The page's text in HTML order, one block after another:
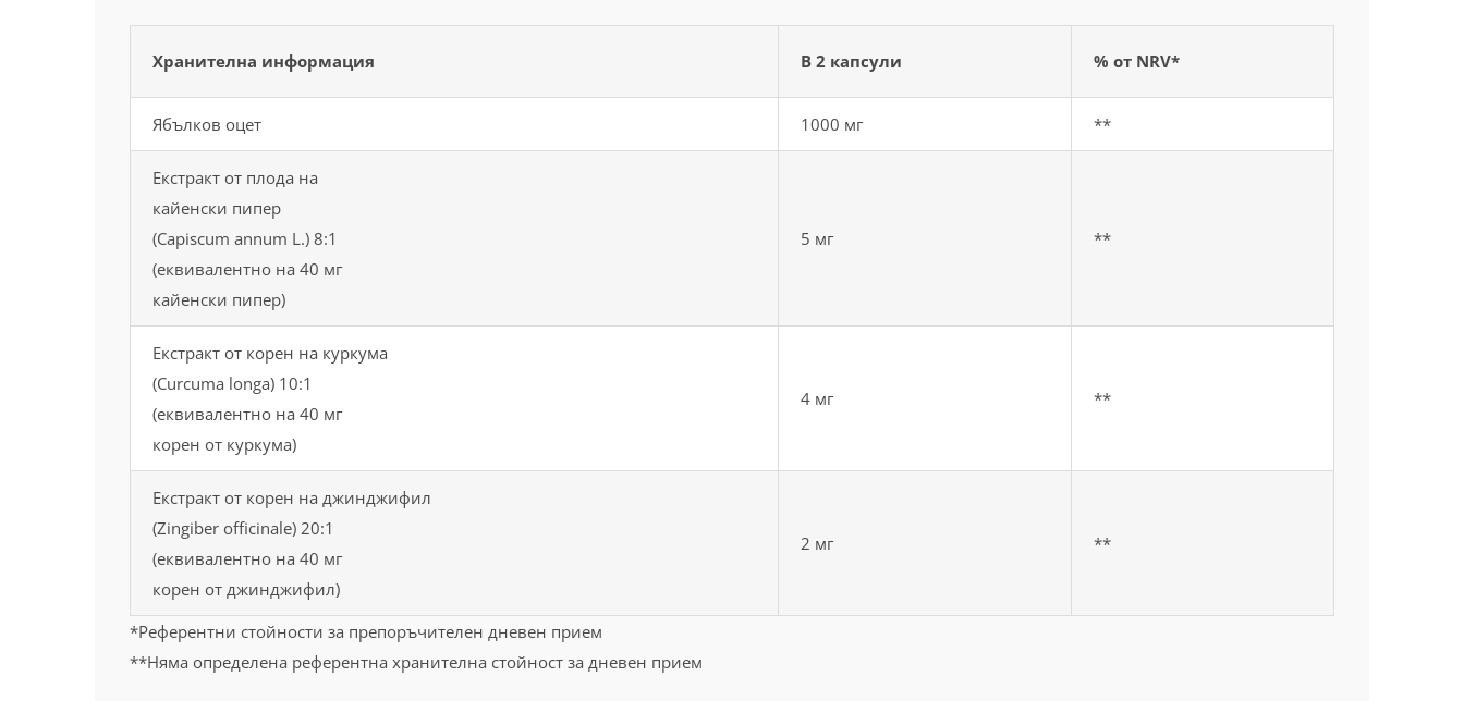
Хранителна информация В 2 капсули % от NRV*
Ябълков оцет 1000 мг **
Екстракт от плода на
кайенски пипер
(Capiscum annum L.) 8:1
(еквивалентно на 40 мг
кайенски пипер)
5 мг **
Екстракт от корен на куркума
(Curcuma longa) 10:1
(еквивалентно на 40 мг
корен от куркума)
4 мг **
Екстракт от корен на джинджифил
(Zingiber officinale) 20:1
(еквивалентно на 40 мг
корен от джинджифил)
2 мг **
*Референтни стойности за препоръчителен дневен прием
**Няма определена референтна хранителна стойност за дневен прием